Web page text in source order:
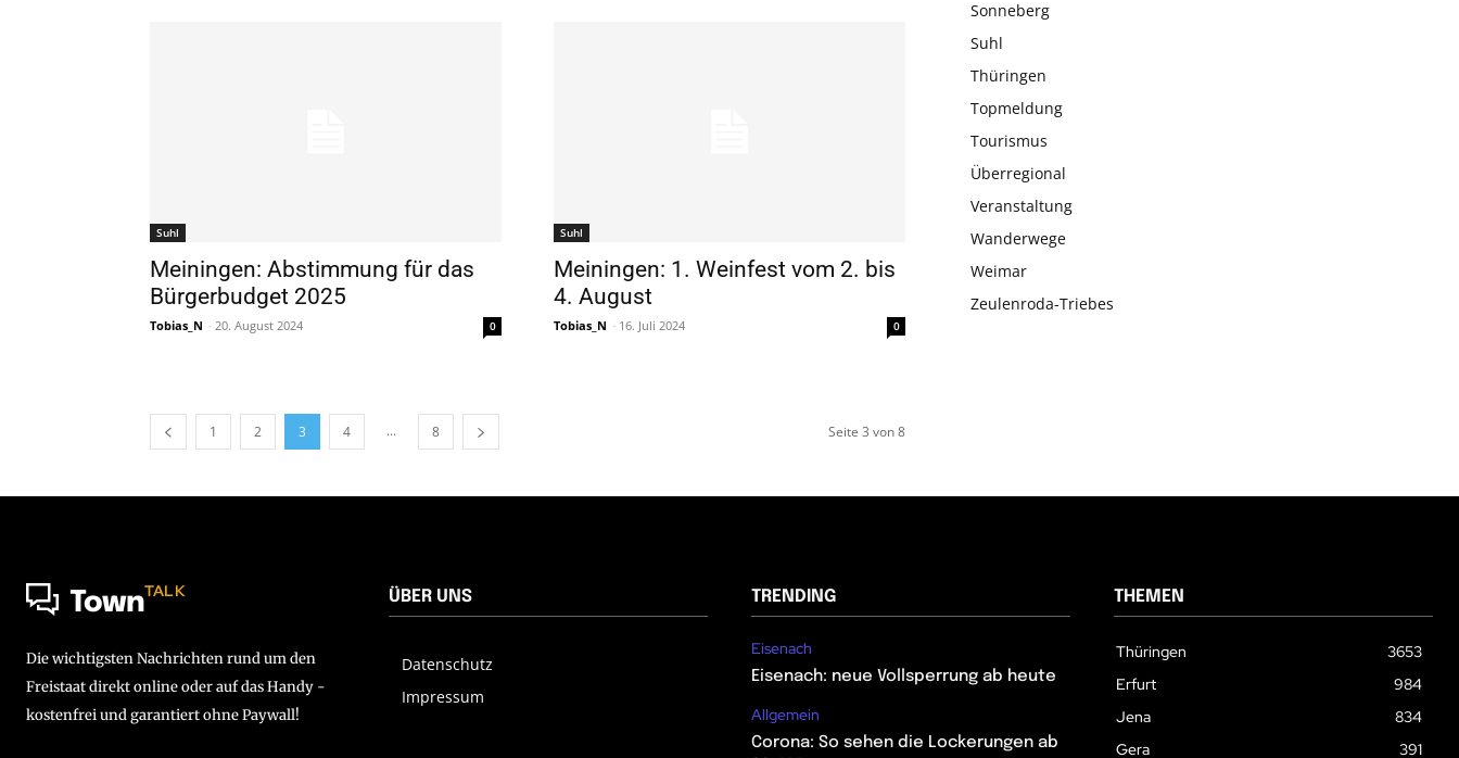
Suhl
Meiningen: Abstimmung für das
Bürgerbudget 2025
Tobias_N - 20. August 2024 0
Suhl
Meiningen: 1. Weinfest vom 2. bis
4. August
Tobias_N - 16. Juli 2024 0
1 2 3 4 ... 8 Seite 3 von 8
Sonneberg
Suhl
Thüringen
Topmeldung
Tourismus
Überregional
Veranstaltung
Wanderwege
Weimar
Zeulenroda-Triebes
TownTALK
Die wichtigsten Nachrichten rund um den
Freistaat direkt online oder auf das Handy -
kostenfrei und garantiert ohne Paywall!
ÜBER UNS
Datenschutz
Impressum
TRENDING
Eisenach
Eisenach: neue Vollsperrung ab heute
Allgemein
Corona: So sehen die Lockerungen ab
THEMEN
Thüringen
3653
Erfurt
984
Jena
834
Gera
391